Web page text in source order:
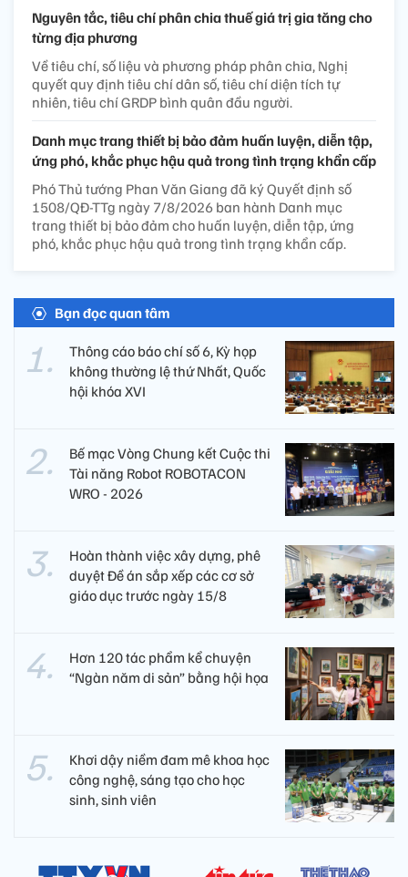
Nguyên tắc, tiêu chí phân chia thuế giá trị gia tăng cho
từng địa phương
Về tiêu chí, số liệu và phương pháp phân chia, Nghị
quyết quy định tiêu chí dân số, tiêu chí diện tích tự
nhiên, tiêu chí GRDP bình quân đầu người.
Danh mục trang thiết bị bảo đảm huấn luyện, diễn tập,
ứng phó, khắc phục hậu quả trong tình trạng khẩn cấp
Phó Thủ tướng Phan Văn Giang đã ký Quyết định số
1508/QĐ-TTg ngày 7/8/2026 ban hành Danh mục
trang thiết bị bảo đảm cho huấn luyện, diễn tập, ứng
phó, khắc phục hậu quả trong tình trạng khẩn cấp.
Bạn đọc quan tâm
Thông cáo báo chí số 6, Kỳ họp
không thường lệ thứ Nhất, Quốc
hội khóa XVI
Bế mạc Vòng Chung kết Cuộc thi
Tài năng Robot ROBOTACON
WRO - 2026
Hoàn thành việc xây dựng, phê
duyệt Đề án sắp xếp các cơ sở
giáo dục trước ngày 15/8
Hơn 120 tác phẩm kể chuyện
“Ngàn năm di sản” bằng hội họa
Khơi dậy niềm đam mê khoa học
công nghệ, sáng tạo cho học
sinh, sinh viên